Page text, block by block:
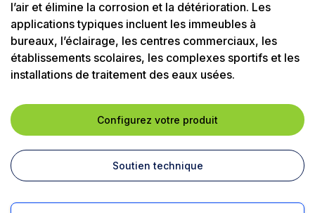
l’air et élimine la corrosion et la détérioration. Les
applications typiques incluent les immeubles à
bureaux, l’éclairage, les centres commerciaux, les
établissements scolaires, les complexes sportifs et les
installations de traitement des eaux usées.
Configurez votre produit
Soutien technique